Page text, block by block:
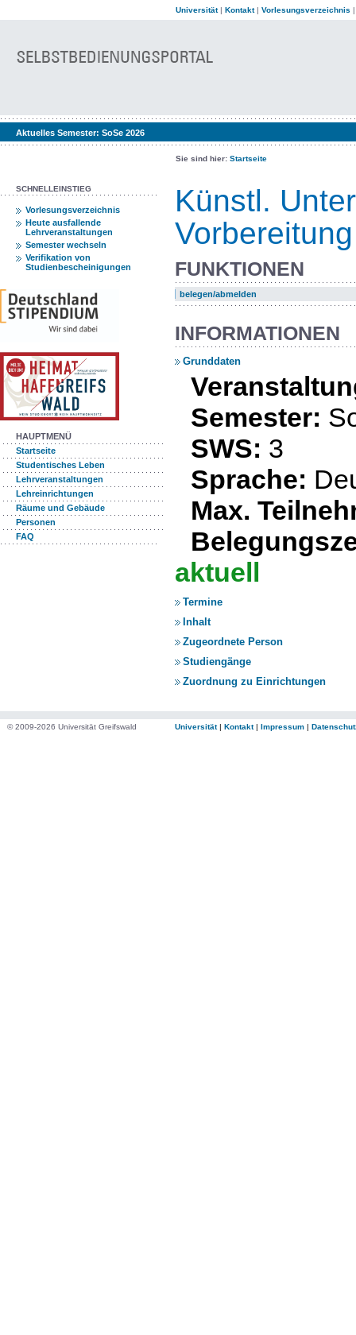
Universität| Kontakt| Vorlesungsverzeichnis
Aktuelles Semester: SoSe 2026
Sie sind hier: Startseite
SCHNELLEINSTIEG
Vorlesungsverzeichnis
Heute ausfallende
Lehrveranstaltungen
Semester wechseln
Verifikation von
Studienbescheinigungen
HAUPTMENÜ
Startseite
Studentisches Leben
Lehrveranstaltungen
Lehreinrichtungen
Räume und Gebäude
Personen
FAQ
Künstl.
FUNKTIONEN
belegen/abmelden
INFORMATIONEN
Grunddaten
Semester:
SWS: 3
Sprache:
Max.
aktuell
Termine
Inhalt
Zugeordnete Person
Studiengänge
Zuordnung zu Einrichtungen
© 2009-2026 Universität Greifswald Universität| Kontakt| Impressum |